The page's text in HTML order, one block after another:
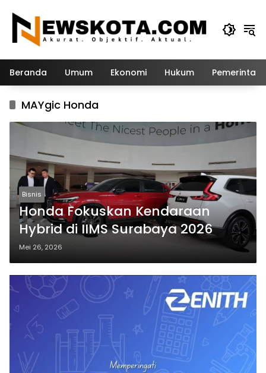
konten
Beranda Umum Ekonomi Hukum
MAYgic Honda
Bisnis
Honda Fokuskan Kendaraan
Hybrid di IIMS Surabaya 2026
Mei 26, 2026